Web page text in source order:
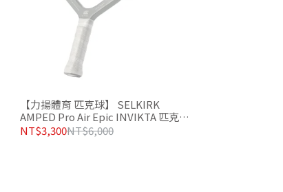
【力揚體育 匹克球】 SELKIRK
AMPED Pro Air Epic INVIKTA 匹克球
拍 水泥灰
NT$3,300NT$6,000